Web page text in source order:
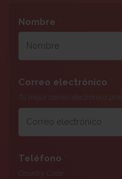
Nombre
Correo electrónico
Teléfono